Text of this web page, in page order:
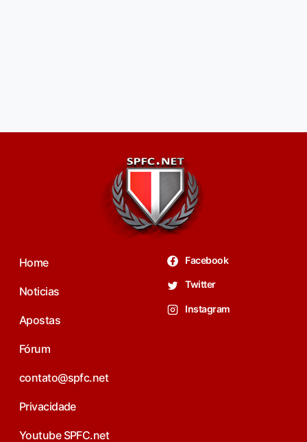
Home
Noticias
Apostas
Fórum
contato@spfc.net
Privacidade
Youtube SPFC.net
Facebook
Twitter
Instagram